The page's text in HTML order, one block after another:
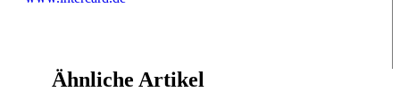
Ähnliche Artikel